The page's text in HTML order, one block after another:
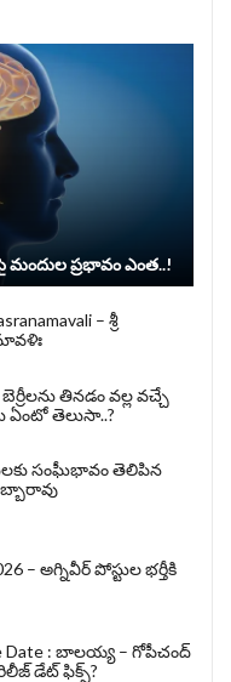
మందుల ప్రభావం ఎంత..!
– శ్రీ
తిన‌డం వ‌ల్ల వచ్చే
ఏంటో తెలుసా..?
సంఘీభావం తెలిపిన
– అగ్నివీర్‌ పోస్టుల భర్తీకి
Date : బాలయ్య – గోపీచంద్
డేట్ ఫిక్స్?